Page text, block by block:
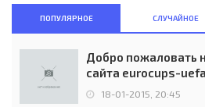
ПОПУЛЯРНОЕ СЛУЧАЙНОЕ
Добро пожаловать
сайта eurocups-
18-01-2015, 20:45